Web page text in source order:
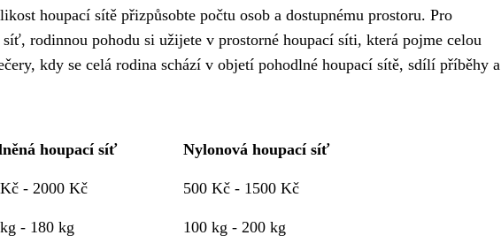
houpací sítě přizpůsobte počtu osob a dostupnému prostoru. Pro
rodinnou pohodu si užijete v prostorné houpací síti, která pojme celou
kdy se celá rodina schází v objetí pohodlné houpací sítě, sdílí příběhy a
houpací síť Nylonová houpací síť
- 2000 Kč 500 Kč - 1500 Kč
- 180 kg 100 kg - 200 kg